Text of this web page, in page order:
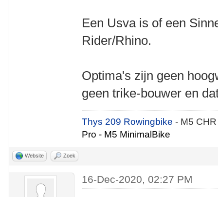
Een Usva is of een
Rider/Rhino.
Optima's zijn geen
geen trike-bouwer en
Thys 209 Rowingbike- M5
Pro - M5 MinimalBike
Website Zoek
16-Dec-2020, 02:27 PM